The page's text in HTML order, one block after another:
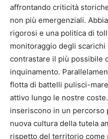
affrontando criticità
non più emergenziali.
rigorosi e una politica di
monitoraggio degli scarichi
contrastare il più possibile
inquinamento.
flotta di battelli pulisci-
attivo lungo le nostre
inseriscono in un percorso
nuova cultura della tutela
rispetto del territorio come